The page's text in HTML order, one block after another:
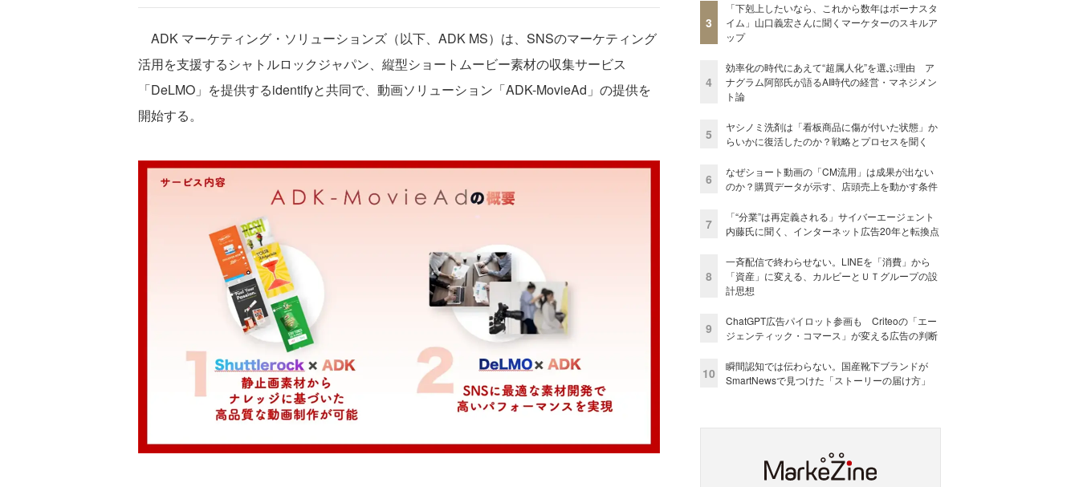
ADK マーケティング・ソリューションズ（以下、ADK MS）は、SNSのマーケティング
活用を支援するシャトルロックジャパン、縦型ショートムービー素材の収集サービス
「DeLMO」を提供するidentifyと共同で、動画ソリューション「ADK-MovieAd」の提供を
開始する。
3
「下剋上したいなら、これから数年はボーナスタ
イム」山口義宏さんに聞くマーケターのスキルア
ップ
4
効率化の時代にあえて“超属人化”を選ぶ理由 ア
ナグラム阿部氏が語るAI時代の経営・マネジメン
ト論
5
ヤシノミ洗剤は「看板商品に傷が付いた状態」か
らいかに復活したのか？戦略とプロセスを聞く
6
なぜショート動画の「CM流用」は成果が出ない
のか？購買データが示す、店頭売上を動かす条件
7
「“分業”は再定義される」サイバーエージェント
内藤氏に聞く、インターネット広告20年と転換点
8
一斉配信で終わらせない。LINEを「消費」から
「資産」に変える、カルビーとＵＴグループの設
計思想
9
ChatGPT広告パイロット参画も Criteoの「エー
ジェンティック・コマース」が変える広告の判断
10
瞬間認知では伝わらない。国産靴下ブランドが
SmartNewsで見つけた「ストーリーの届け方」